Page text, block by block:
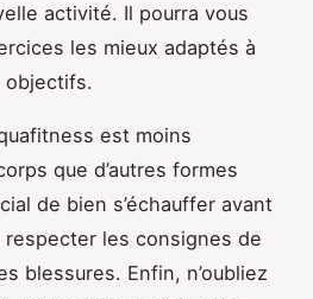
activité. Il pourra vous
les mieux adaptés à
objectifs.
est moins
que d’autres formes
de bien s’échauffer avant
les consignes de
blessures. Enfin, n’oubliez